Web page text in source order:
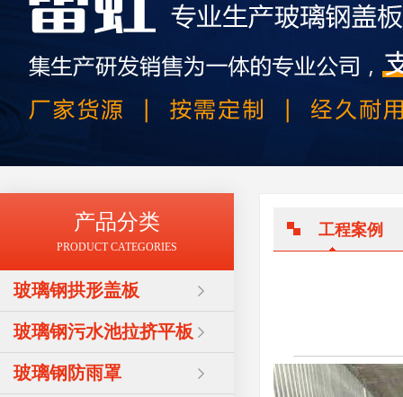
产品分类
PRODUCT CATEGORIES
玻璃钢拱形盖板
玻璃钢污水池拉挤平板
玻璃钢防雨罩
工程案例